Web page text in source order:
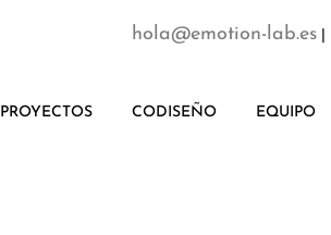
hola@emotion-lab.es
PROYECTOS CODISEÑO EQUIPO